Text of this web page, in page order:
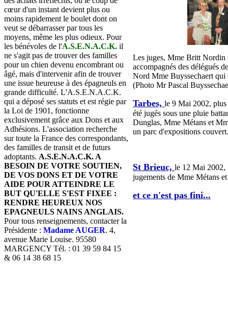
cœur d'un instant devient plus ou
moins rapidement le boulet dont on
veut se débarrasser par tous les
moyens, même les plus odieux. Pour
les bénévoles de l'A.S.E.N.A.C.K. il
ne s'agit pas de trouver des familles
pour un chien devenu encombrant ou
âgé, mais d'intervenir afin de trouver
une issue heureuse à des épagneuls en
grande difficulté. L'A.S.E.N.A.C.K.
qui a déposé ses statuts et est régie par
la Loi de 1901, fonctionne
exclusivement grâce aux Dons et aux
Adhésions. L'association recherche
sur toute la France des correspondants,
des familles de transit et de futurs
adoptants. A.S.E.N.A.C.K. A
BESOIN DE VOTRE SOUTIEN,
DE VOS DONS ET DE VOTRE
AIDE POUR ATTEINDRE LE
BUT QU'ELLE S'EST FIXEE :
RENDRE HEUREUX NOS
EPAGNEULS NAINS ANGLAIS.
Pour tous renseignements, contacter la
Présidente : Madame AUGER. 4,
avenue Marie Louise. 95580
MARGENCY Tél. : 01 39 59 84 15
& 06 14 38 68 15
Les juges, Mme Britt
accompagnés des délégués
Nord Mme Buyssechaert
(Photo Mr Pascal
Tarbes, le 9 Mai 2002,
été jugés sous une pluie
Dunglas, Mme Métans et
un parc d'expositions
St Brieuc, le 12 Mai 2002,
jugements de Mme Métans
et ce n'est pas fini...